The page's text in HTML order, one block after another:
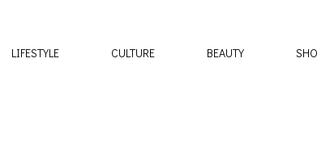
LIFESTYLE CULTURE BEAUTY